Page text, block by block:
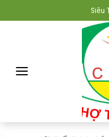
to
Siêu